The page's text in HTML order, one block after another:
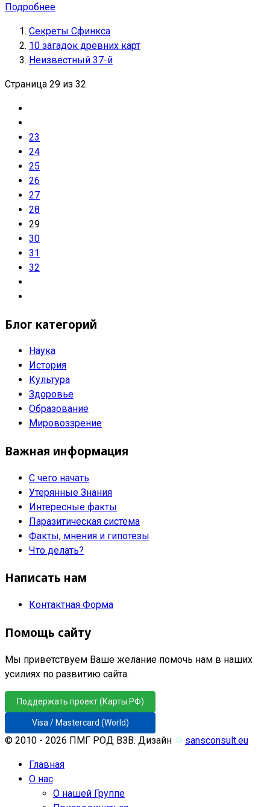
Подробнее
Секреты Сфинкса
10 загадок древних карт
Неизвестный 37-й
Страница 29 из 32
23
24
25
26
27
28
29
30
31
32
Блог категорий
Наука
История
Культура
Здоровье
Образование
Мировоззрение
Важная информация
С чего начать
Утерянные Знания
Интересные факты
Паразитическая система
Факты, мнения и гипотезы
Что делать?
Написать нам
Контактная Форма
Помощь сайту
Мы приветствуем Ваше желание помочь нам в наших
усилиях по развитию сайта.
Поддержать проект (Карты РФ)
Visa / Mastercard (World)
© 2010 - 2026 ПМГ РОД ВЗВ. Дизайн ♲ sansconsult.eu
Главная
О нас
О нашей Группе